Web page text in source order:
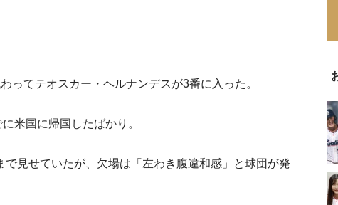
てテオスカー・ヘルナンデスが3番に入った。
米国に帰国したばかり。
見せていたが、欠場は「左わき腹違和感」と球団が発